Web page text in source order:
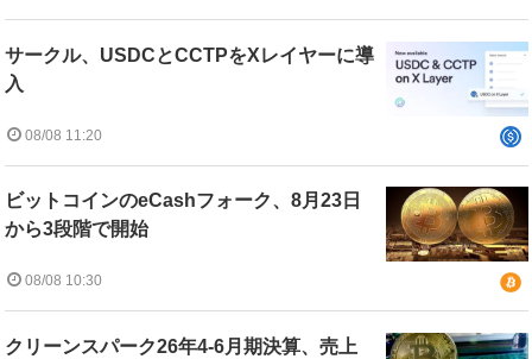
サークル、USDCとCCTPをXレイヤーに導
入
08/08 11:20
ビットコインのeCashフォーク、8月23日
から3段階で開始
08/08 10:30
クリーンスパーク26年4-6月期決算、売上